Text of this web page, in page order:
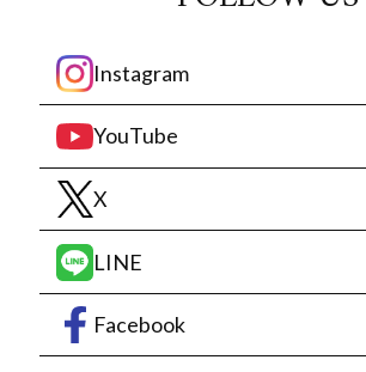
Instagram
YouTube
X
LINE
Facebook